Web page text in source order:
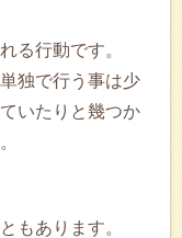
る行動です。
独で行う事は少
いたりと幾つか
もあります。